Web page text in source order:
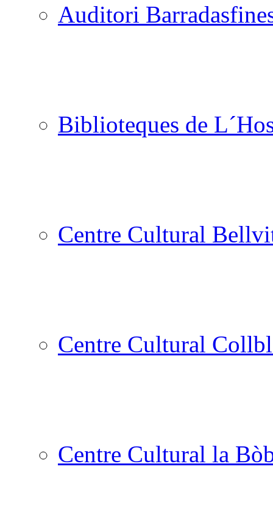
Auditori Barradas
Biblioteques de
Centre Cultural
Centre Cultural
Centre Cultural la